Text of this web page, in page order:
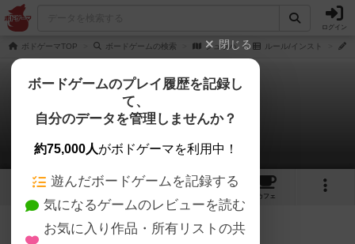
ログイン
ボドゲーマTOP ボードゲームの検索 シュラハ ルール/インスト
シュラハ
あんちっくさんのルール/インスト
4 2 2
カフェ
117名 1名 0 約2ヶ月前
閉じる
ボードゲームのプレイ履歴を記録し
て、
自分のデータを管理しませんか？
約75,000人がボドゲーマを利用中！
遊んだボードゲームを記録する
気になるゲームのレビューを読む
お気に入り作品・所有リストの共